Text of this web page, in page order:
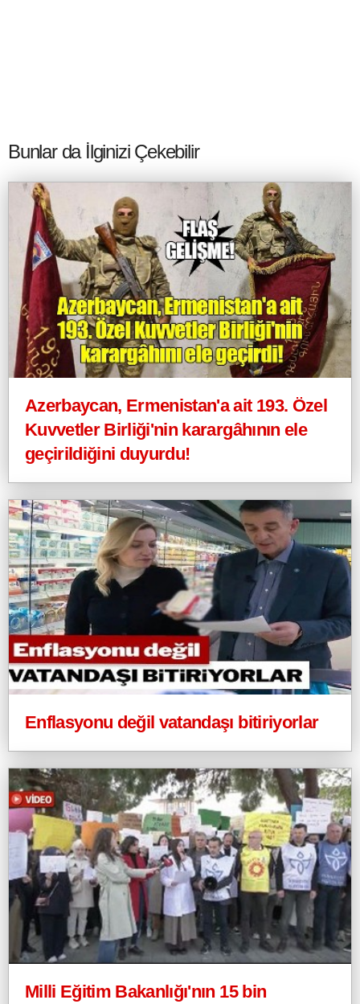
Bunlar da İlginizi Çekebilir
Azerbaycan, Ermenistan'a ait 193. Özel
Kuvvetler Birliği'nin karargâhının ele
geçirildiğini duyurdu!
Enflasyonu değil vatandaşı bitiriyorlar
Milli Eğitim Bakanlığı'nın 15 bin